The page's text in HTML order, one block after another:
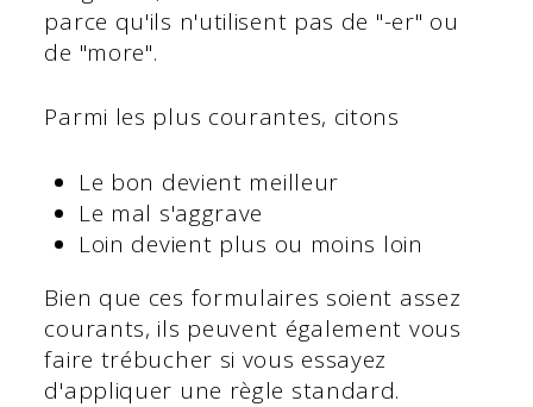
parce qu'ils n'utilisent pas de "-er" ou
de "more".
Parmi les plus courantes, citons
Le bon devient meilleur
Le mal s'aggrave
Loin devient plus ou moins loin
Bien que ces formulaires soient assez
courants, ils peuvent également vous
faire trébucher si vous essayez
d'appliquer une règle standard.